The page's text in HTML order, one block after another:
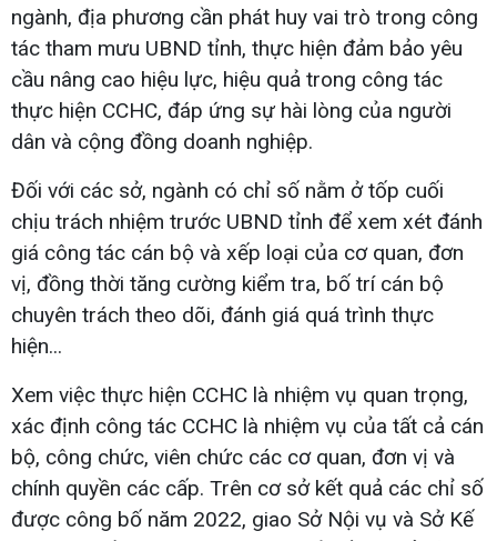
ngành, địa phương cần phát huy vai trò trong công
tác tham mưu UBND tỉnh, thực hiện đảm bảo yêu
cầu nâng cao hiệu lực, hiệu quả trong công tác
thực hiện CCHC, đáp ứng sự hài lòng của người
dân và cộng đồng doanh nghiệp.
Đối với các sở, ngành có chỉ số nằm ở tốp cuối
chịu trách nhiệm trước UBND tỉnh để xem xét đánh
giá công tác cán bộ và xếp loại của cơ quan, đơn
vị, đồng thời tăng cường kiểm tra, bố trí cán bộ
chuyên trách theo dõi, đánh giá quá trình thực
hiện...
Xem việc thực hiện CCHC là nhiệm vụ quan trọng,
xác định công tác CCHC là nhiệm vụ của tất cả cán
bộ, công chức, viên chức các cơ quan, đơn vị và
chính quyền các cấp. Trên cơ sở kết quả các chỉ số
được công bố năm 2022, giao Sở Nội vụ và Sở Kế